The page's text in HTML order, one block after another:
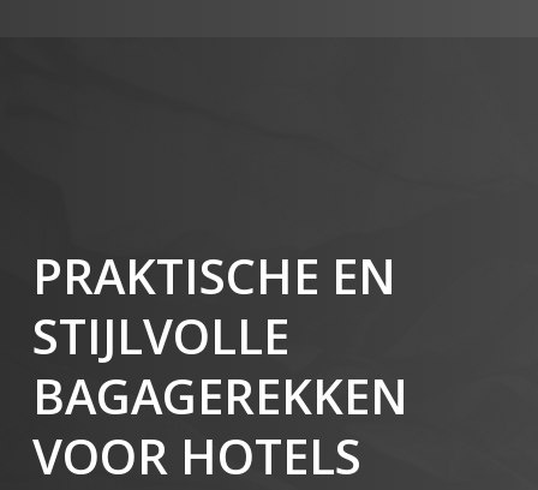
PRAKTISCHE EN
STIJLVOLLE
BAGAGEREKKEN
VOOR HOTELS